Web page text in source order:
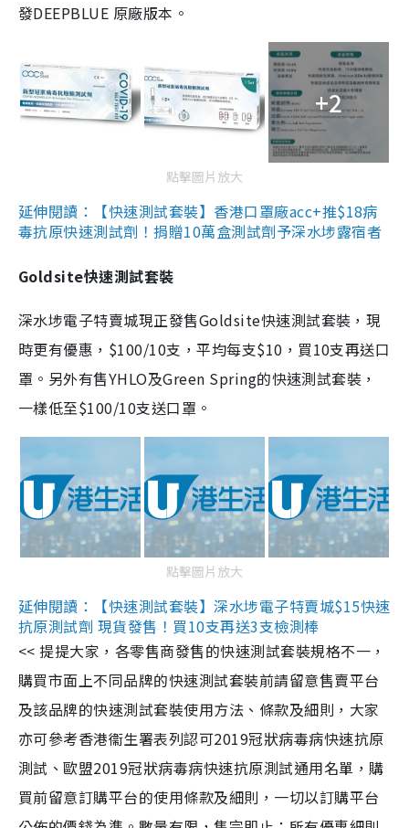
發DEEPBLUE 原廠版本。
+2
點擊圖片放大
延伸閱讀：【快速測試套裝】香港口罩廠acc+推$18病
毒抗原快速測試劑！捐贈10萬盒測試劑予深水埗露宿者
Goldsite快速測試套裝
深水埗電子特賣城現正發售Goldsite快速測試套裝，現
時更有優惠，$100/10支，平均每支$10，買10支再送口
罩。另外有售YHLO及Green Spring的快速測試套裝，
一樣低至$100/10支送口罩。
點擊圖片放大
延伸閱讀：【快速測試套裝】深水埗電子特賣城$15快速
抗原測試劑 現貨發售！買10支再送3支檢測棒
<< 提提大家，各零售商發售的快速測試套裝規格不一，
購買市面上不同品牌的快速測試套裝前請留意售賣平台
及該品牌的快速測試套裝使用方法、條款及細則，大家
亦可參考香港衞生署表列認可2019冠狀病毒病快速抗原
測試、歐盟2019冠狀病毒病快速抗原測試通用名單，購
買前留意訂購平台的使用條款及細則，一切以訂購平台